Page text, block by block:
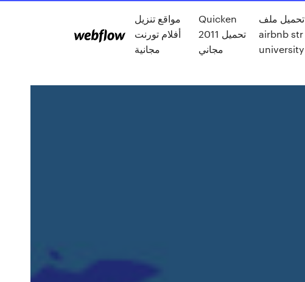
مواقع تنزيل
أفلام تورنت
مجانية
Quicken
2011 تحميل
مجاني
تحميل ملف
airbnb str
university